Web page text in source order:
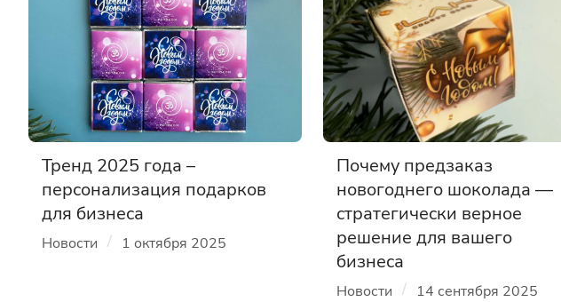
Тренд 2025 года –
персонализация подарков
для бизнеса
Новости / 1 октября 2025
Почему предзаказ
новогоднего шоколада —
стратегически верное
решение для вашего
бизнеса
Новости / 14 сентября 2025